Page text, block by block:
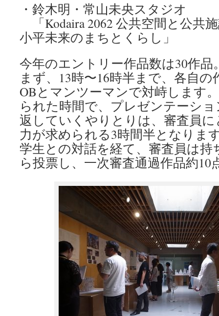
・鈴木明・常山未央スタジオ
「Kodaira 2062 公共空間と公共
小平未来のまちとくらし」
今年のエントリー作品数は30作品
まず、13時〜16時半まで、各自
OBとマンツーマンで対峙します
られた時間で、プレゼンテーシ
返していくやりとりは、審査員
力が求められる3時間半となりま
学生との対話を経て、審査員は
ら投票し、一次審査通過作品約